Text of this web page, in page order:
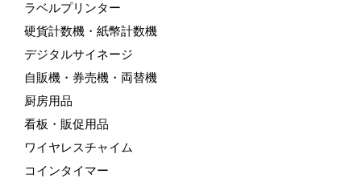
ラベルプリンター
硬貨計数機・紙幣計数機
デジタルサイネージ
自販機・券売機・両替機
厨房用品
看板・販促用品
ワイヤレスチャイム
コインタイマー